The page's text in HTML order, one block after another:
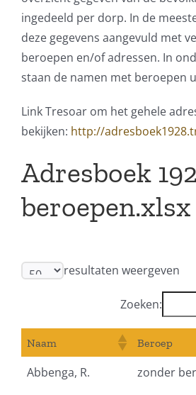
ingedeeld per dorp. In de
deze gegevens aangevuld met
beroepen en/of adressen. In
staan de namen met beroepen
Link Tresoar om het gehele
bekijken: http://
Adresboek
beroepen.xlsx
resultaten weergeven
Zoeken:
Naam
Beroep
Naam
Beroep
Abbenga, R.
zonder